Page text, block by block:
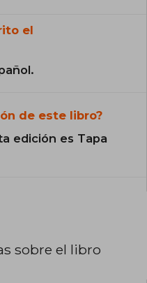
el
de este libro?
edición es Tapa
sobre el libro